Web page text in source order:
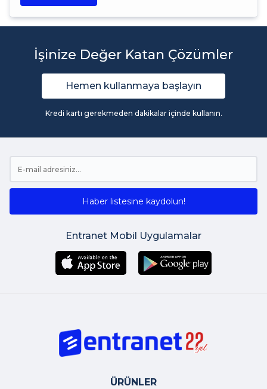
İşinize Değer Katan Çözümler
Hemen kullanmaya başlayın
Kredi kartı gerekmeden dakikalar içinde kullanın.
Haber listesine kaydolun!
Entranet Mobil Uygulamalar
ÜRÜNLER